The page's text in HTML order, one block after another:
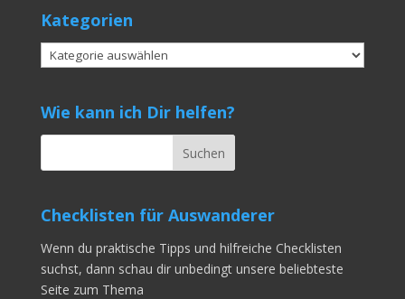
Kategorien
Kategorien
Wie kann ich Dir helfen?
Checklisten für Auswanderer
Wenn du praktische Tipps und hilfreiche Checklisten
suchst, dann schau dir unbedingt unsere beliebteste
Seite zum Thema